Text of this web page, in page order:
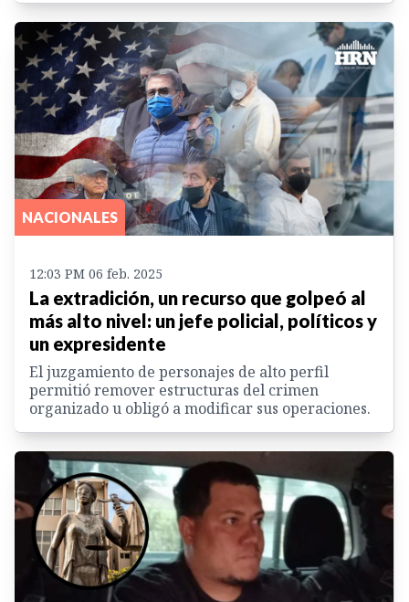
NACIONALES
12:03 PM 06 feb. 2025
La extradición, un recurso que golpeó al
más alto nivel: un jefe policial, políticos y
un expresidente
El juzgamiento de personajes de alto perfil
permitió remover estructuras del crimen
organizado u obligó a modificar sus operaciones.